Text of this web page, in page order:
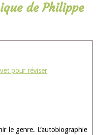
de Philippe
pour réviser
le genre. L’autobiographie